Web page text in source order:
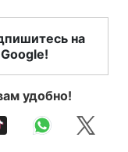
на
удобно!